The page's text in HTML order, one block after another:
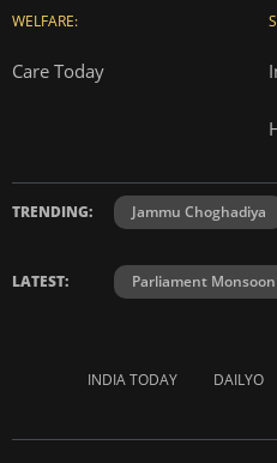
WELFARE:
Care Today
TRENDING: Jammu Choghadiya
LATEST: Parliament
INDIA TODAY DAILYO